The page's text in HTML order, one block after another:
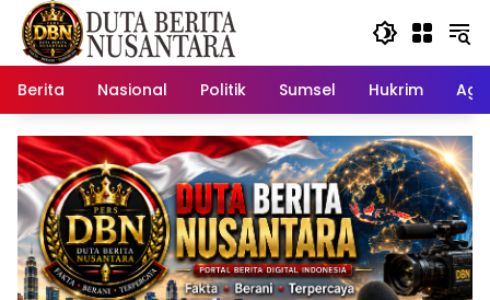
Berita Nasional Politik Sumsel Hukrim